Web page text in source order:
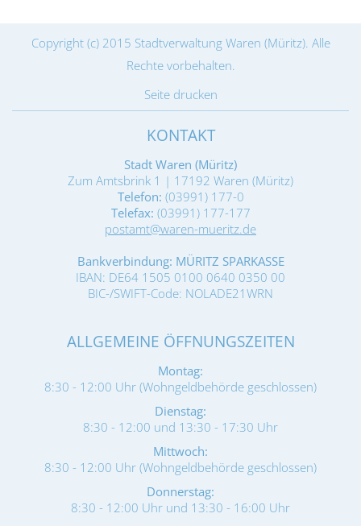
Copyright (c) 2015 Stadtverwaltung Waren (Müritz). Alle
Rechte vorbehalten.
Seite drucken
KONTAKT
Stadt Waren (Müritz)
Zum Amtsbrink 1 | 17192 Waren (Müritz)
Telefon: (03991) 177-0
Telefax: (03991) 177-177
postamt@waren-mueritz.de
Bankverbindung: MÜRITZ SPARKASSE
IBAN: DE64 1505 0100 0640 0350 00
BIC-/SWIFT-Code: NOLADE21WRN
ALLGEMEINE ÖFFNUNGSZEITEN
Montag:
8:30 - 12:00 Uhr (Wohngeldbehörde geschlossen)
Dienstag:
8:30 - 12:00 und 13:30 - 17:30 Uhr
Mittwoch:
8:30 - 12:00 Uhr (Wohngeldbehörde geschlossen)
Donnerstag:
8:30 - 12:00 Uhr und 13:30 - 16:00 Uhr